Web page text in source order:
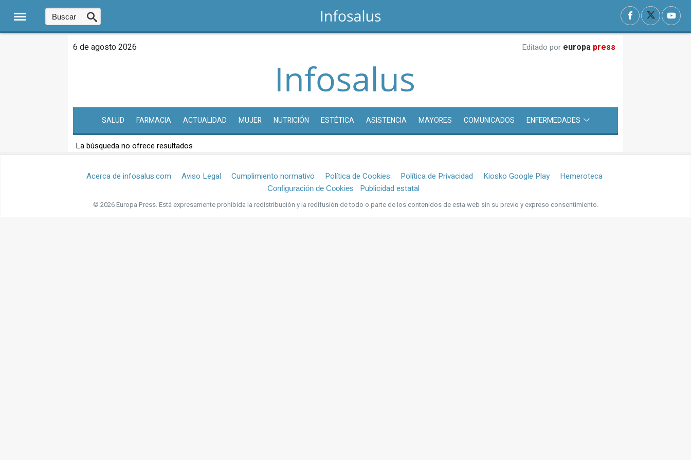
6 de agosto 2026 Editado por europa press
SALUD FARMACIA ACTUALIDAD MUJER NUTRICIÓN ESTÉTICA ASISTENCIA MAYORES COMUNICADOS ENFERMEDADES
La búsqueda no ofrece resultados
Acerca de infosalus.com Aviso Legal Cumplimiento normativo Política de Cookies Política de Privacidad Kiosko Google Play Hemeroteca
Configuración de Cookies Publicidad estatal
© 2026 Europa Press.Está expresamente prohibida la redistribución y la redifusión de todo o parte de los contenidos de esta web sin su previo y expreso consentimiento.